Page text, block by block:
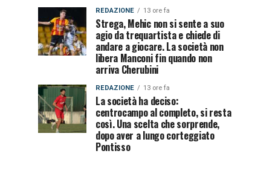
REDAZIONE 13 ore fa
Strega, Mehic non si sente a suo
agio da trequartista e chiede di
andare a giocare. La società non
libera Manconi fin quando non
arriva Cherubini
REDAZIONE 13 ore fa
La società ha deciso:
centrocampo al completo, si resta
così. Una scelta che sorprende,
dopo aver a lungo corteggiato
Pontisso